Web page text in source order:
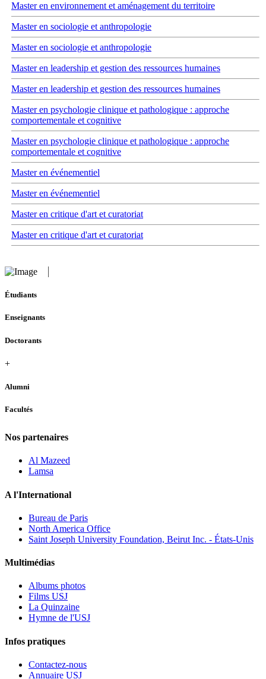
Master en environnement et aménagement du territoire
Master en sociologie et anthropologie
Master en sociologie et anthropologie
Master en leadership et gestion des ressources humaines
Master en leadership et gestion des ressources humaines
Master en psychologie clinique et pathologique : approche
comportementale et cognitive
Master en psychologie clinique et pathologique : approche
comportementale et cognitive
Master en événementiel
Master en événementiel
Master en critique d'art et curatoriat
Master en critique d'art et curatoriat
Étudiants
Enseignants
Doctorants
+
Alumni
Facultés
Nos partenaires
Al Mazeed
Lamsa
A l'International
Bureau de Paris
North America Office
Saint Joseph University Foundation, Beirut Inc. - États-Unis
Multimédias
Albums photos
Films USJ
La Quinzaine
Hymne de l'USJ
Infos pratiques
Contactez-nous
Annuaire USJ